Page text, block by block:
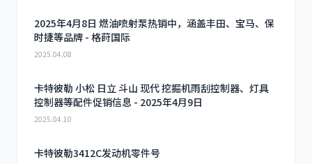
2025年4月8日 燃油喷射泵热销中，涵盖丰田、宝马、保
时捷等品牌 - 格莳国际
2025.04.08
卡特彼勒 小松 日立 斗山 现代 挖掘机雨刮控制器、灯具
控制器等配件促销信息 - 2025年4月9日
2025.04.10
卡特彼勒3412C发动机零件号